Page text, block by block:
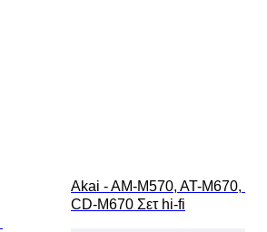
Akai - AM-M570, AT-M670,
CD-M670 Σετ hi-fi